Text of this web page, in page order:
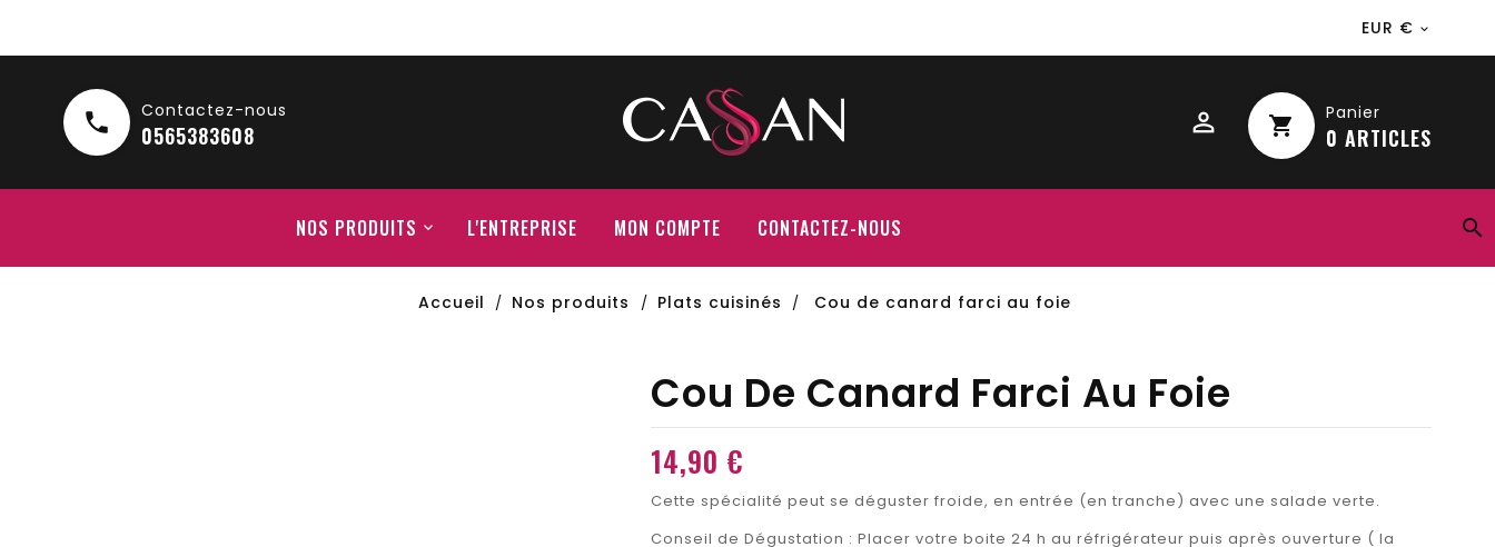
EUR € 
shopping_cart Panier
0 ARTICLES
 Contactez-nous
0565383608
NOS PRODUITS L'ENTREPRISE MON COMPTE CONTACTEZ-NOUS 
Accueil Nos produits Plats cuisinés Cou de canard farci au foie
Cou De Canard Farci Au Foie
14,90 €
Cette spécialité peut se déguster froide, en entrée (en tranche) avec une salade verte.
Conseil de Dégustation : Placer votre boite 24 h au réfrigérateur puis après ouverture ( la